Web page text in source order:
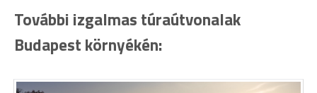
További izgalmas túraútvonalak
Budapest környékén: